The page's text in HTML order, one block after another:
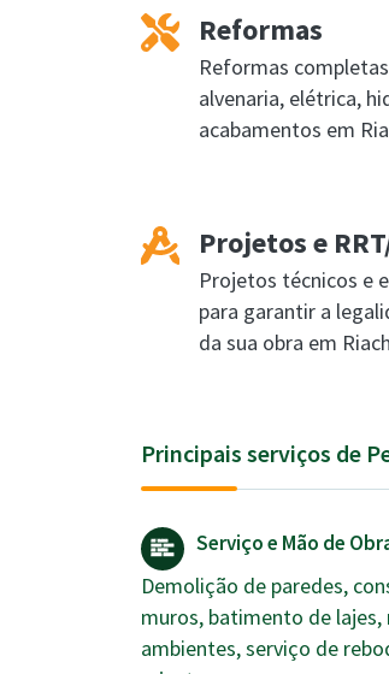
Reformas
Reformas
alvenaria, elétrica,
acabamentos em
Projetos e
Projetos técnicos e
para garantir a
da sua obra em
Principais serviços de
Serviço e Mão de
Demolição de paredes,
muros, batimento de lajes,
ambientes, serviço de